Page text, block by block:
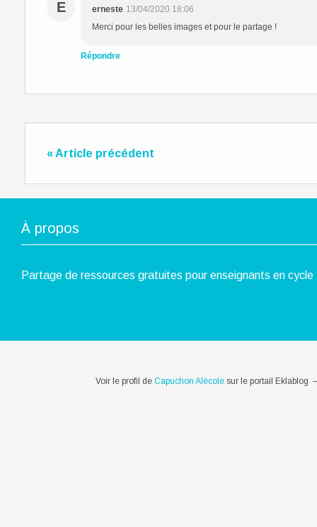
E erneste 13/04/2020 18:06
Merci pour les belles images et pour le partage !
Répondre
« Article précédent
À propos
Partage de ressources gratuites pour enseignants en
Voir le profil de Capuchon Alécolesur le portail Eklablog